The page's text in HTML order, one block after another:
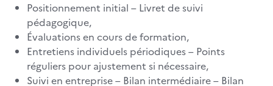
Positionnement initial – Livret de suivi
pédagogique,
Évaluations en cours de formation,
Entretiens individuels périodiques – Points
réguliers pour ajustement si nécessaire,
Suivi en entreprise – Bilan intermédiaire – Bilan